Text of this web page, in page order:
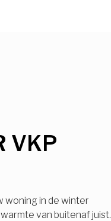
VKP
woning in de winter
van buitenaf juist.